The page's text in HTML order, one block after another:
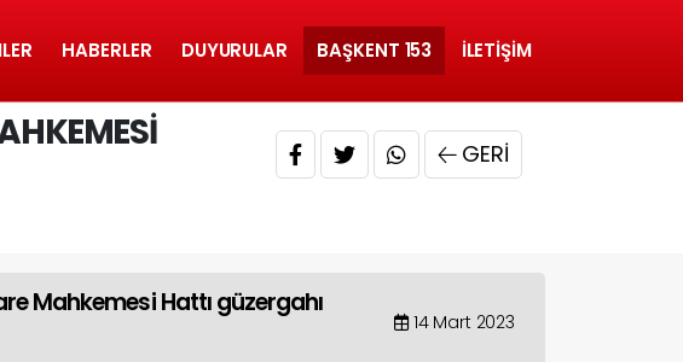
HABERLER DUYURULAR BAŞKENT 153 İLETIŞIM
GERI
Mahkemesi Hattı güzergahı
14 Mart 2023